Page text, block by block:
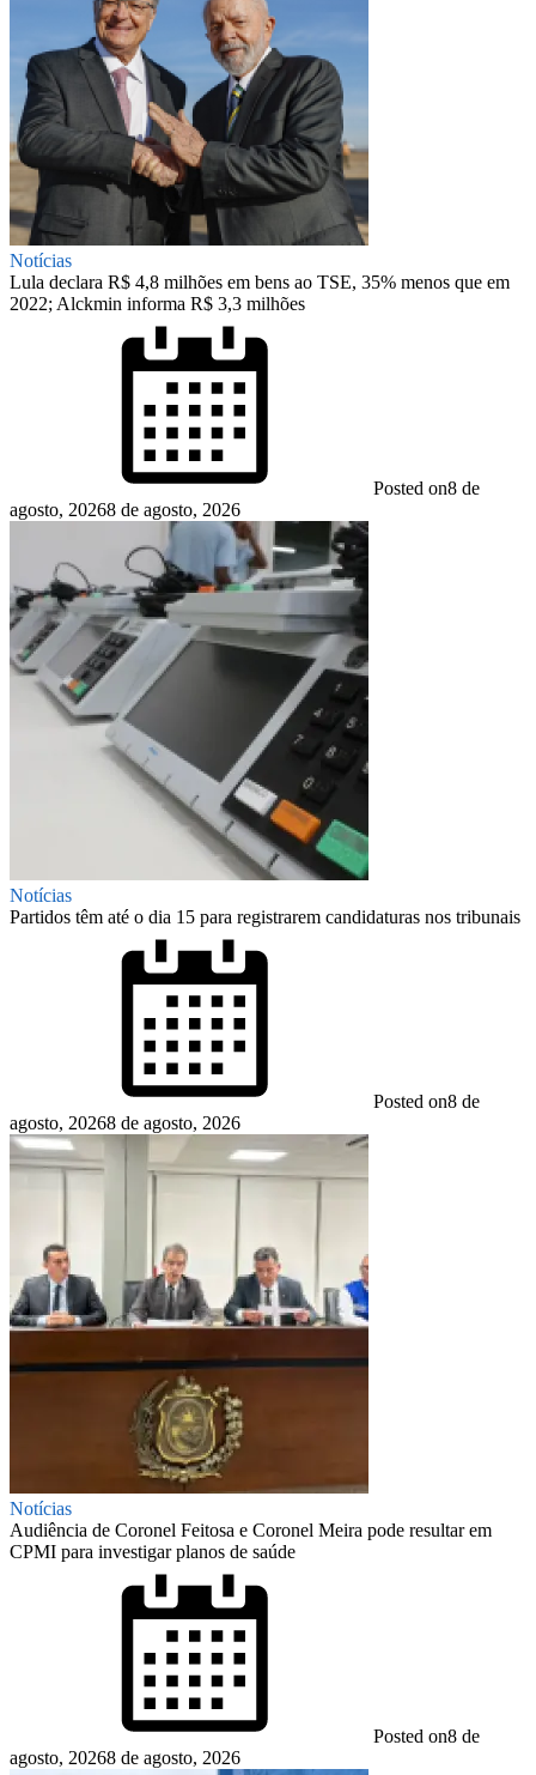
Notícias
Lula declara R$ 4,8 milhões em bens ao TSE, 35% menos que em
2022; Alckmin informa R$ 3,3 milhões
Posted on8 de
agosto, 20268 de agosto, 2026
Notícias
Partidos têm até o dia 15 para registrarem candidaturas nos tribunais
Posted on8 de
agosto, 20268 de agosto, 2026
Notícias
Audiência de Coronel Feitosa e Coronel Meira pode resultar em
CPMI para investigar planos de saúde
Posted on8 de
agosto, 20268 de agosto, 2026